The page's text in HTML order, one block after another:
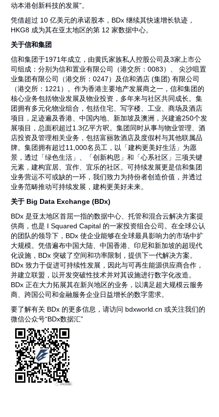
动本港创新科技的发展”。
凭借超过 10 亿美元的承诺股本，BDx 继续其快速增长轨迹，
HKG8 成为其在亚太地区的第 12 家数据中心。
关于信和集团
信和集团于1971年成立，由黄氏家族私人控股公司及3家上市公
司组成：分别为信和置业有限公司（港交所：0083）、 尖沙咀置
业集团有限公司（港交所：0247）及信和酒店 (集团) 有限公司
（港交所：1221）。作为香港主要地产发展商之一，信和集团的
核心业务包括物业发展及物业投资，多年来与社区共同成长。集
团拥有多元化物业组合，包括住宅、写字楼、工业、商场及酒店
项目，足迹遍及香港、中国内地、新加坡及澳洲，兴建逾250个发
展项目，总面积超过1.3亿平方呎。集团同时从事与物业管理、酒
店投资及管理相关业务，包括富丽敦酒店及度假村与其他联属品
牌。集团拥有超过11,000名员工，以「建构更美好生活」为愿
景，透过「绿色生活」、「创新构思」和「心系社区」三项关键
元素，建构宜居、宜作、宜乐的社区。可持续发展更是信和集团
业务营运不可或缺的一环，我们致力为持份者创造价值，并透过
业务范畴推动可持续发展，建构更美好未来。
关于 Big Data Exchange (BDx)
BDx 是亚太地区首屈一指的数据中心、托管和混合云解决方案提
供商，也是 I Squared Capital 的一家投资组合公司。在全球公认
的团队的领导下，BDx 使企业能够在全球最具影响力的市场中扩
大规模。凭借遍布中国大陆、中国香港、印尼和新加坡的超现代
化设施，BDx 突破了空间和功率限制，提供下一代解决方案。
BDx 致力于促进可持续性发展，因此与可再生能源供应商合作，
并建立联盟，以开发突破性技术并对其设施进行数字化改造。
BDx 正在大力拓展其在新兴地区的业务，以满足超大规模云服务
商、跨国公司和金融服务企业日益增长的数字需求。
要了解有关 BDx 的更多信息，请访问 bdxworld.cn 或关注我们的
微信公众号“BDx数据汇”